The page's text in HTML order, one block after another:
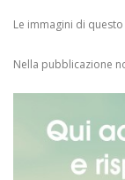
Le immagini di
Nella pubblicazione